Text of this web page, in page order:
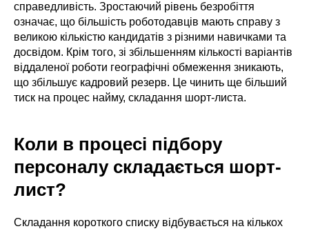
справедливість. Зростаючий рівень безробіття
означає, що більшість роботодавців мають справу з
великою кількістю кандидатів з різними навичками та
досвідом. Крім того, зі збільшенням кількості варіантів
віддаленої роботи географічні обмеження зникають,
що збільшує кадровий резерв. Це чинить ще більший
тиск на процес найму, складання шорт-листа.
Коли в процесі підбору
персоналу складається шорт-
лист?
Складання короткого списку відбувається на кількох